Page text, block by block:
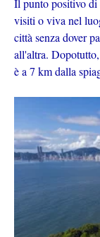
Il punto positivo di
visiti o viva nel
città senza dover
all'altra.
è a 7 km dalla